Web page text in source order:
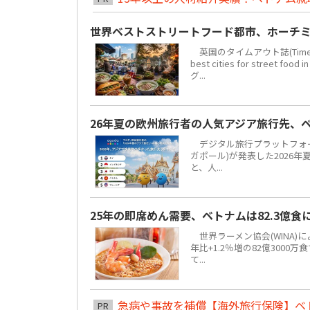
世界ベストストリートフード都市、ホー
英国のタイムアウト誌
best cities for street food in
グ...
26年夏の欧州旅行者の人気アジア旅行先、
デジタル旅行プラットフ
ガポール)が発表した2026年
と、人...
25年の即席めん需要、ベトナムは82.3億
世界ラーメン協会(WINA)
年比+1.2％増の82億3000万
て...
PR 急病や事故を補償【海外旅行保険】